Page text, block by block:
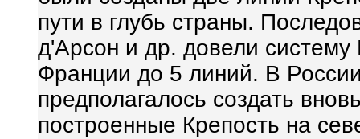
пути в глубь страны.
д'Арсон и др. довели систему
Франции до 5 линий. В
предполагалось создать
построенные Крепость на